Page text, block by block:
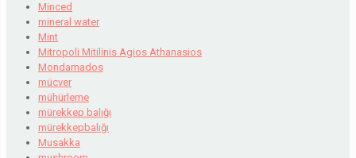
Minced
mineral water
Mint
Mitropoli Mitilinis Agios Athanasios
Mondamados
mücver
mühürleme
mürekkep balığı
mürekkepbalığı
Musakka